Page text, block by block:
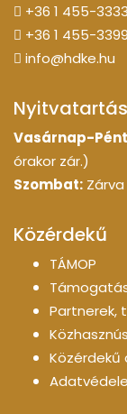
+36 1 455-3333
+36 1 455-3399
info@hdke.hu
Nyitvatartás
Vasárnap-
órakor zár.)
Szombat: Zárva
Közérdekű
TÁMOP
Partnerek,
Közérdekű